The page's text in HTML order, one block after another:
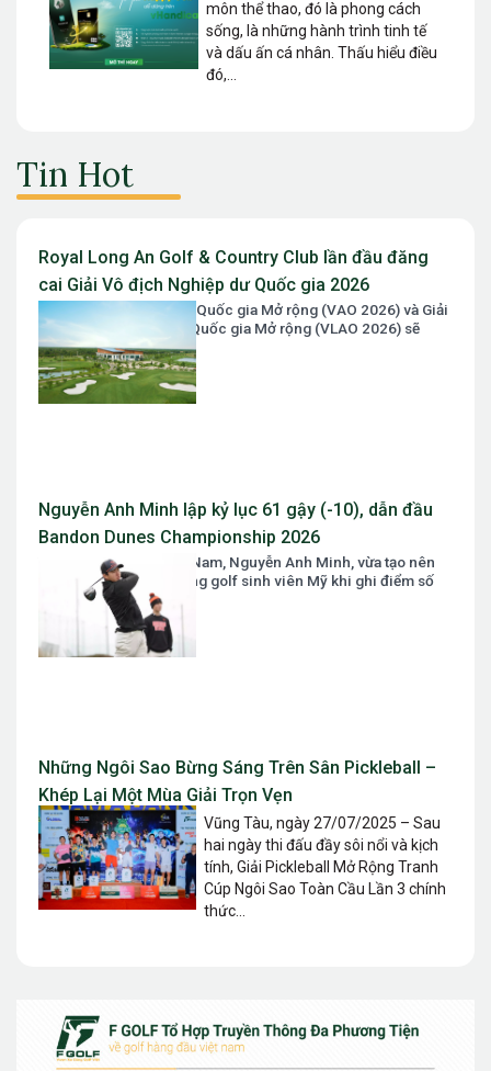
môn thể thao, đó là phong cách
sống, là những hành trình tinh tế
và dấu ấn cá nhân. Thấu hiểu điều
đó,...
Tin Hot
Royal Long An Golf & Country Club lần đầu đăng
cai Giải Vô địch Nghiệp dư Quốc gia 2026
Giải Vô địch Nghiệp dư Quốc gia Mở rộng (VAO 2026) và Giải
Vô địch Nữ Nghiệp dư Quốc gia Mở rộng (VLAO 2026) sẽ
chính thức diễn ra...
Nguyễn Anh Minh lập kỷ lục 61 gậy (-10), dẫn đầu
Bandon Dunes Championship 2026
Tài năng golf số 1 Việt Nam, Nguyễn Anh Minh, vừa tạo nên
một cơn địa chấn tại làng golf sinh viên Mỹ khi ghi điểm số
61 gậy...
Những Ngôi Sao Bừng Sáng Trên Sân Pickleball –
Khép Lại Một Mùa Giải Trọn Vẹn
Vũng Tàu, ngày 27/07/2025 – Sau
hai ngày thi đấu đầy sôi nổi và kịch
tính, Giải Pickleball Mở Rộng Tranh
Cúp Ngôi Sao Toàn Cầu Lần 3 chính
thức...